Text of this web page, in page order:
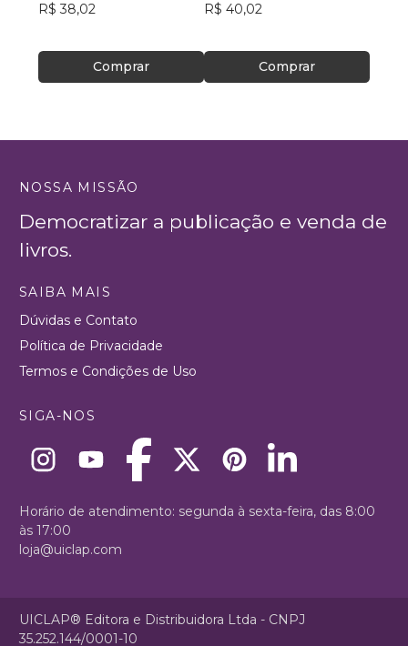
R$ 38,02
Comprar
R$ 40,02
Comprar
NOSSA MISSÃO
Democratizar a publicação e venda de
livros.
SAIBA MAIS
Dúvidas e Contato
Política de Privacidade
Termos e Condições de Uso
SIGA-NOS
Horário de atendimento: segunda à sexta-feira, das 8:00
às 17:00
loja@uiclap.com
UICLAP® Editora e Distribuidora Ltda - CNPJ
35.252.144/0001-10